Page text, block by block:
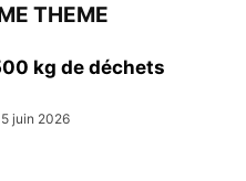
THEME
kg de déchets
5 juin 2026